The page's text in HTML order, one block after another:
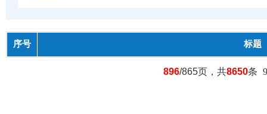
序号 标题
896/865页，共8650条 9